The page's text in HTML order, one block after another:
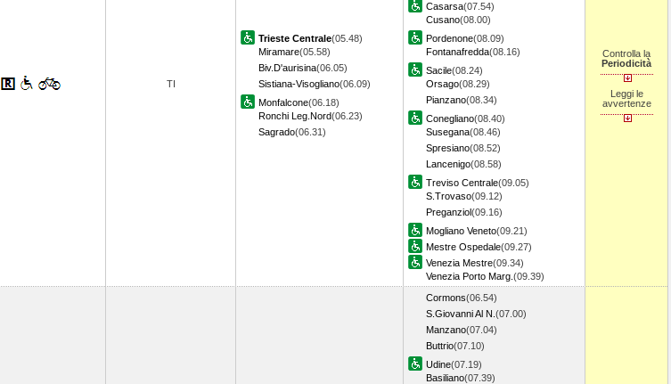
TI
Trieste Centrale(05.48)
Miramare(05.58)
Biv.D'aurisina(06.05)
Sistiana-Visogliano(06.09)
Monfalcone(06.18)
Ronchi Leg.Nord(06.23)
Sagrado(06.31)
Casarsa(07.54)
Cusano(08.00)
Pordenone(08.09)
Fontanafredda(08.16)
Sacile(08.24)
Orsago(08.29)
Pianzano(08.34)
Conegliano(08.40)
Susegana(08.46)
Spresiano(08.52)
Lancenigo(08.58)
Treviso Centrale(09.05)
S.Trovaso(09.12)
Preganziol(09.16)
Mogliano Veneto(09.21)
Mestre Ospedale(09.27)
Venezia Mestre(09.34)
Venezia Porto Marg. (09.39)
Controlla la
Periodicità
Leggi le
avvertenze
Cormons(06.54)
S.Giovanni Al N. (07.00)
Manzano(07.04)
Buttrio(07.10)
Udine(07.19)
Basiliano(07.39)